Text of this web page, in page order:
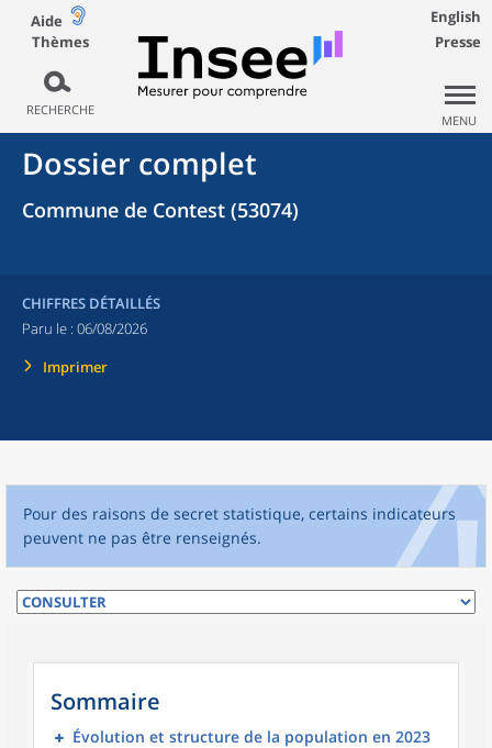
Aide
Thèmes
RECHERCHE
English
Presse
MENU
Dossier complet
Commune de Contest (53074)
CHIFFRES DÉTAILLÉS
Paru le : 06/08/2026
Imprimer
Pour des raisons de secret statistique, certains indicateurs
peuvent ne pas être renseignés.
Sommaire
Évolution et structure de la population en 2023